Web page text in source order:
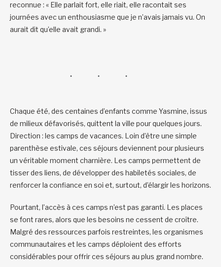
reconnue : « Elle parlait fort, elle riait, elle racontait ses
journées avec un enthousiasme que je n’avais jamais vu. On
aurait dit qu’elle avait grandi. »
Chaque été, des centaines d’enfants comme Yasmine, issus
de milieux défavorisés, quittent la ville pour quelques jours.
Direction : les camps de vacances. Loin d’être une simple
parenthèse estivale, ces séjours deviennent pour plusieurs
un véritable moment charnière. Les camps permettent de
tisser des liens, de développer des habiletés sociales, de
renforcer la confiance en soi et, surtout, d’élargir les horizons.
Pourtant, l’accès à ces camps n’est pas garanti. Les places
se font rares, alors que les besoins ne cessent de croître.
Malgré des ressources parfois restreintes, les organismes
communautaires et les camps déploient des efforts
considérables pour offrir ces séjours au plus grand nombre.